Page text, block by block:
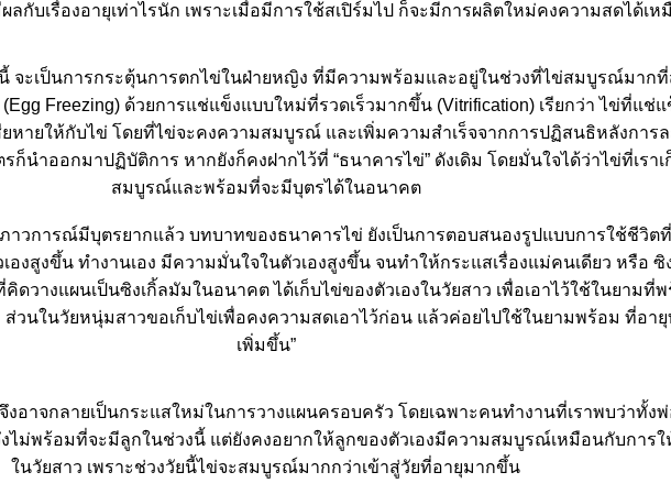
กับเรื่องอายุเท่าไรนัก เพราะเมื่อมีการใช้สเปิร์มไป ก็จะมีการผลิตใหม่คงความสดได้เห
จะเป็นการกระตุ้นการตกไข่ในฝ่ายหญิง ที่มีความพร้อมและอยู่ในช่วงที่ไข่สมบูรณ์มากที่
Freezing) ด้วยการแช่แข็งแบบใหม่ที่รวดเร็วมากขึ้น (Vitrification) เรียกว่า ไข่ที่แช่แ
ยหายให้กับไข่ โดยที่ไข่จะคงความสมบูรณ์ และเพิ่มความสำเร็จจากการปฏิสนธิหลังการ
นำออกมาปฏิบัติการ หากยังก็คงฝากไว้ที่ “ธนาคารไข่” ดังเดิม โดยมั่นใจได้ว่าไข่ที่เราเ
สมบูรณ์และพร้อมที่จะมีบุตรได้ในอนาคต
ภาวการณ์มีบุตรยากแล้ว บทบาทของธนาคารไข่ ยังเป็นการตอบสนองรูปแบบการใช้ชีวิต
งสูงขึ้น ทำงานเอง มีความมั่นใจในตัวเองสูงขึ้น จนทำให้กระแสเรื่องแม่คนเดียว หรือ
ดวางแผนเป็นซิงเกิ้ลมัมในอนาคต ได้เก็บไข่ของตัวเองในวัยสาว เพื่อเอาไว้ใช้ในยามที่
วนในวัยหนุ่มสาวขอเก็บไข่เพื่อคงความสดเอาไว้ก่อน แล้วค่อยไปใช้ในยามพร้อม ที่อา
เพิ่มขึ้น”
อาจกลายเป็นกระแสใหม่ในการวางแผนครอบครัว โดยเฉพาะคนทำงานที่เราพบว่าทั้ง
ไม่พร้อมที่จะมีลูกในช่วงนี้ แต่ยังคงอยากให้ลูกของตัวเองมีความสมบูรณ์เหมือนกับการ
นวัยสาว เพราะช่วงวัยนี้ไข่จะสมบูรณ์มากกว่าเข้าสู่วัยที่อายุมากขึ้น